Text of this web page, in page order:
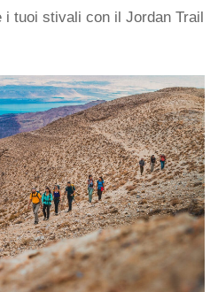
i tuoi stivali con il Jordan Trail